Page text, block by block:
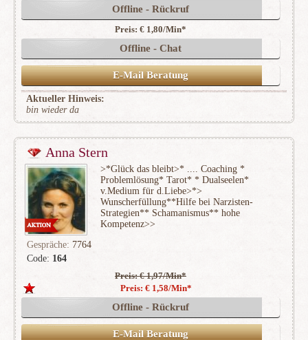
Offline - Rückruf
Preis: € 1,80/Min*
Offline - Chat
E-Mail Beratung
Aktueller Hinweis:
bin wieder da
Anna Stern
Code: 164
>*Glück das bleibt>* .... Coaching *
Problemlösung* Tarot* * Dualseelen*
v.Medium für d.Liebe>*>
Wunscherfüllung**Hilfe bei Narzisten-
Strategien** Schamanismus** hohe
Kompetenz>>
Gespräche: 7764
Preis: € 1,97/Min*
Preis: € 1,58/Min*
Offline - Rückruf
E-Mail Beratung